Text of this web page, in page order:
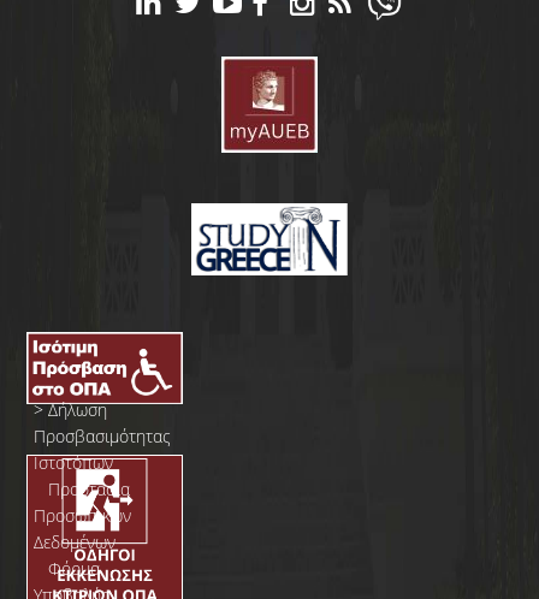
>Δήλωση
Προσβασιμότητας
Ιστοτόπων
Προστασία
Προσωπικών
Δεδομένων
Φόρμα